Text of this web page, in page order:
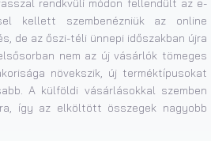
rendkvüli módon fellendült az e-
kellett szembenézniük az online
de az őszi-téli ünnepi időszakban újra
nem az új vásárlók tömeges
növekszik, új terméktípusokat
A külföldi vásárlásokkal szemben
így az elköltött összegek nagyobb